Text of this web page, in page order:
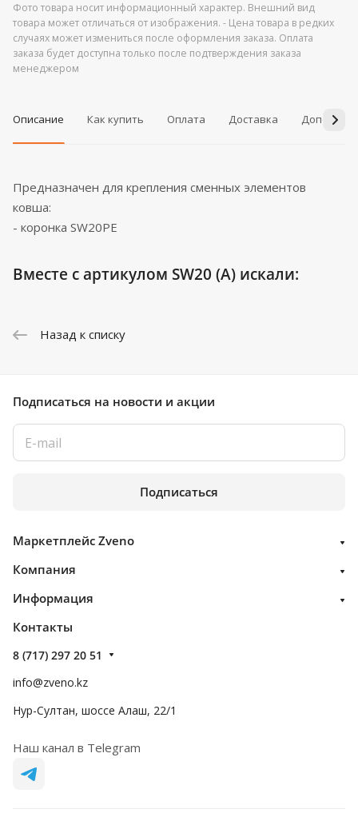
Фото товара носит информационный характер. Внешний вид
товара может отличаться от изображения. - Цена товара в редких
случаях может измениться после оформления заказа. Оплата
заказа будет доступна только после подтверждения заказа
менеджером
Описание Как купить Оплата Доставка
Предназначен для крепления сменных элементов
ковша:
- коронка SW20PE
Вместе с артикулом SW20 (A) искали:
Назад к списку
Подписаться на новости и акции
Подписаться
Маркетплейс Zveno
Компания
Информация
Контакты
8 (717) 297 20 51
info@zveno.kz
Нур-Султан, шоссе Алаш, 22/1
Наш канал в Telegram